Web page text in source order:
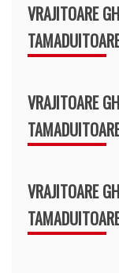
VRAJITOARE
VRAJITOARE
VRAJITOARE